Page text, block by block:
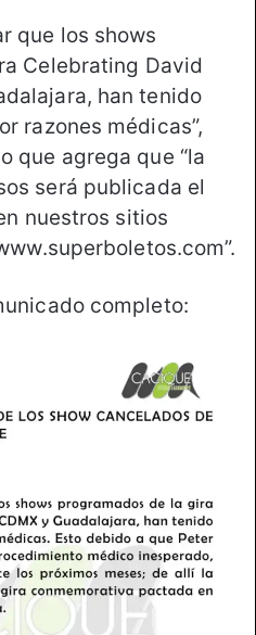
que los shows
Celebrating David
han tenido
razones médicas”,
que agrega que “la
será publicada el
nuestros sitios
completo: